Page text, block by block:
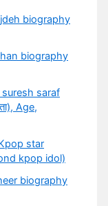
biography
biography
suresh saraf
Age,
Kpop star
kpop idol)
biography